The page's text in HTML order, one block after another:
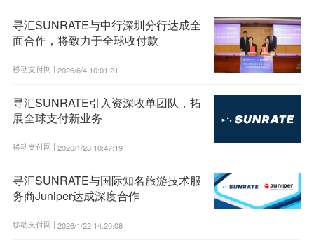
寻汇SUNRATE与中行深圳分行达成全
面合作，将致力于全球收付款
移动支付网 | 2026/6/4 10:01:21
寻汇SUNRATE引入资深收单团队，拓
展全球支付新业务
移动支付网 | 2026/1/28 10:47:19
寻汇SUNRATE与国际知名旅游技术服
务商Juniper达成深度合作
移动支付网 | 2026/1/22 14:20:08